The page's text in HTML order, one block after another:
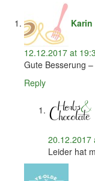
Karin
12.12.2017 at
Gute Besserung
Reply
20.12.2017
Leider hat